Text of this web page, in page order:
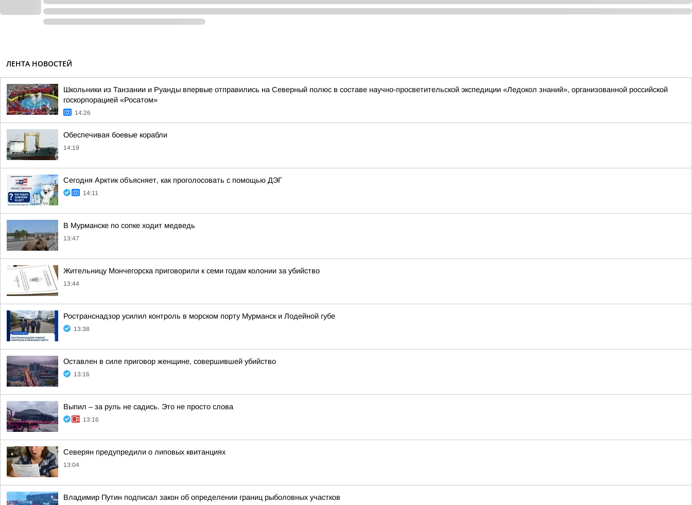
ЛЕНТА НОВОСТЕЙ
Школьники из Танзании и Руанды впервые отправились на Северный полюс в составе научно-просветительской экспедиции «Ледокол знаний», организованной российской
госкорпорацией «Росатом»
14:26
Обеспечивая боевые корабли
14:19
Сегодня Арктик объясняет, как проголосовать с помощью ДЭГ
14:11
В Мурманске по сопке ходит медведь
13:47
Жительницу Мончегорска приговорили к семи годам колонии за убийство
13:44
Ространснадзор усилил контроль в морском порту Мурманск и Лодейной губе
13:38
Оставлен в силе приговор женщине, совершившей убийство
13:16
Выпил – за руль не садись. Это не просто слова
13:16
Северян предупредили о липовых квитанциях
13:04
Владимир Путин подписал закон об определении границ рыболовных участков